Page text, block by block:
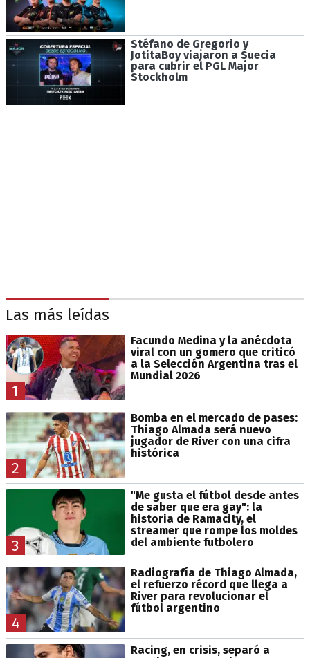
Stéfano de Gregorio y
JotitaBoy viajaron a Suecia
para cubrir el PGL Major
Stockholm
Las más leídas
1
Facundo Medina y la anécdota
viral con un gomero que criticó
a la Selección Argentina tras el
Mundial 2026
2
Bomba en el mercado de pases:
Thiago Almada será nuevo
jugador de River con una cifra
histórica
3
"Me gusta el fútbol desde antes
de saber que era gay": la
historia de Ramacity, el
streamer que rompe los moldes
del ambiente futbolero
4
Radiografía de Thiago Almada,
el refuerzo récord que llega a
River para revolucionar el
fútbol argentino
Racing, en crisis, separó a